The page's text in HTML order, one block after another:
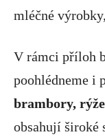
mléčné
V rámci příloh
poohlédneme i
brambory,
obsahují široké